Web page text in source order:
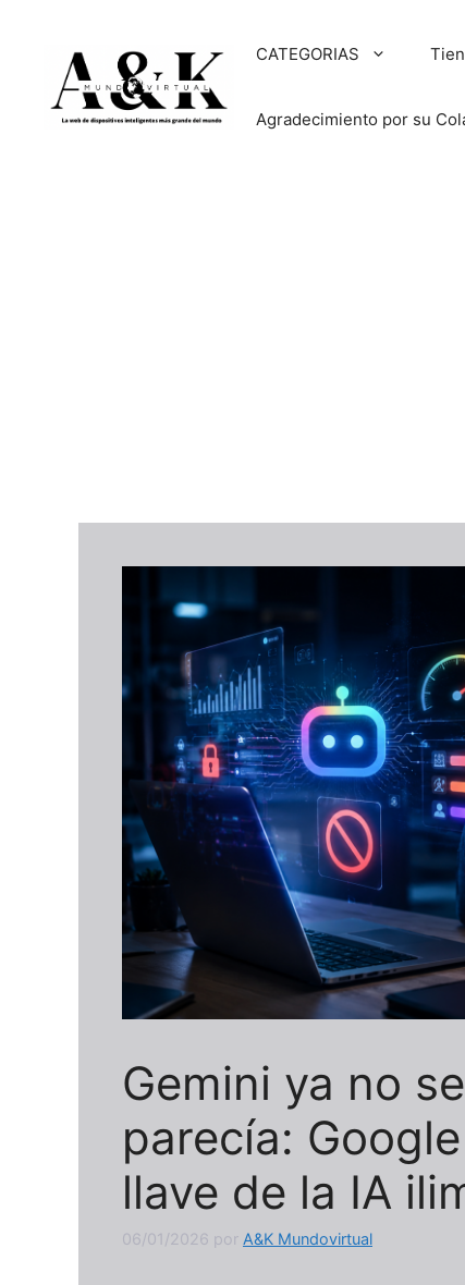
contenido
CATEGORIAS
Agradecimiento por su
Gemini ya no
parecía:
llave de la IA
06/01/2026 por A&K Mundovirtual